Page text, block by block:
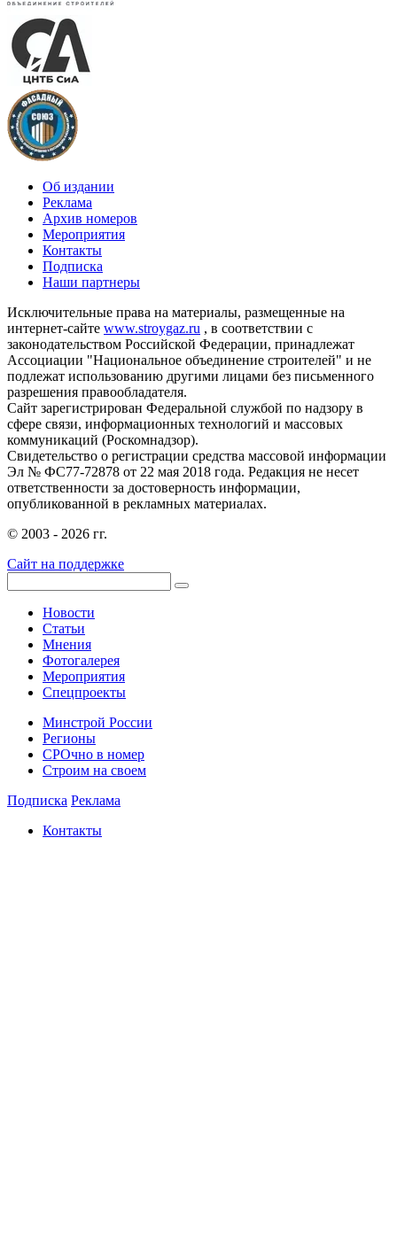
Об издании
Реклама
Архив номеров
Мероприятия
Контакты
Подписка
Наши партнеры
Исключительные права на материалы, размещенные на
интернет-сайте www.stroygaz.ru , в соответствии с
законодательством Российской Федерации, принадлежат
Ассоциации "Национальное объединение строителей" и не
подлежат использованию другими лицами без письменного
разрешения правообладателя.
Сайт зарегистрирован Федеральной службой по надзору в
сфере связи, информационных технологий и массовых
коммуникаций (Роскомнадзор).
Свидетельство о регистрации средства массовой информации
Эл № ФС77-72878 от 22 мая 2018 года. Редакция не несет
ответственности за достоверность информации,
опубликованной в рекламных материалах.
© 2003 - 2026 гг.
Сайт на поддержке
Новости
Статьи
Мнения
Фотогалерея
Мероприятия
Спецпроекты
Минстрой России
Регионы
СРОчно в номер
Строим на своем
Подписка Реклама
Контакты